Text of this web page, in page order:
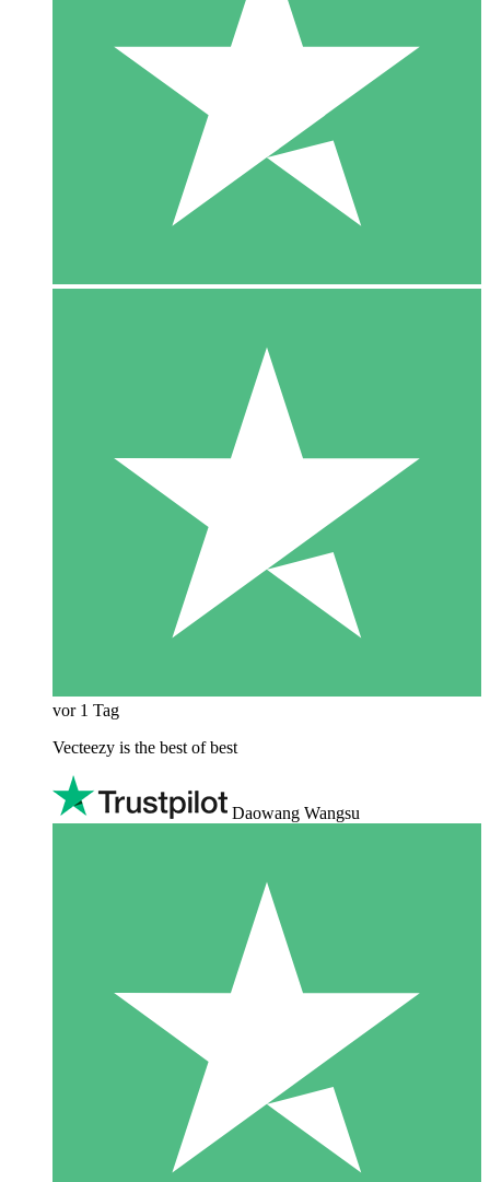
vor 1 Tag
Vecteezy is the best of best
Daowang Wangsu